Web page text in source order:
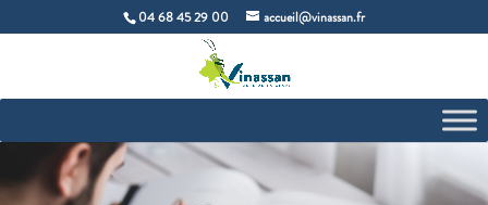
04 68 45 29 00 accueil@vinassan.fr